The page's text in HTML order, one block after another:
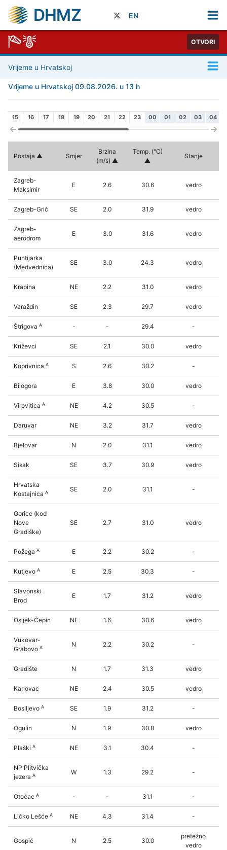
DHMZ EN
OTVORI
Vrijeme u Hrvatskoj
Vrijeme u Hrvatskoj 09.08.2026. u 13 h
15 16 17 18 19 20 21 22 23 00 01 02 03 04
Postaja Smjer
Brzina
(m/s)
Temp. (°C)
Stanje
Zagreb-
Maksimir
E 2.6 30.6 vedro
Zagreb-Grič SE 2.0 31.9 vedro
Zagreb-
aerodrom
E 3.0 31.6 vedro
Puntijarka
(Medvednica)
SE 3.0 24.3 vedro
Krapina NE 2.2 31.0 vedro
Varaždin SE 2.3 29.7 vedro
Štrigova A - - 29.4 -
Križevci SE 2.1 30.0 vedro
Koprivnica A S 2.6 30.2 -
Bilogora E 3.8 30.0 vedro
Virovitica A NE 4.2 30.5 -
Daruvar NE 3.2 31.7 vedro
Bjelovar N 2.0 31.1 vedro
Sisak SE 3.7 30.9 vedro
Hrvatska
Kostajnica A SE 2.0 31.1 -
Gorice (kod
Nove
Gradiške)
SE 2.7 31.0 vedro
Požega A E 2.2 30.2 -
Kutjevo A E 2.5 30.3 -
Slavonski
Brod
E 1.7 31.2 vedro
Osijek-Čepin NE 1.6 30.6 vedro
Vukovar-
Grabovo A N 2.2 30.2 -
Gradište N 1.7 31.3 vedro
Karlovac NE 2.4 30.5 vedro
Bosiljevo A SE 1.9 31.2 -
Ogulin N 1.9 30.8 vedro
Plaški A NE 3.1 30.4 -
NP Plitvička
jezera A W 1.3 29.2 -
Otočac A - - 31.1 -
Ličko Lešće A NE 4.3 31.4 -
Gospić N 2.5 30.0
pretežno
vedro